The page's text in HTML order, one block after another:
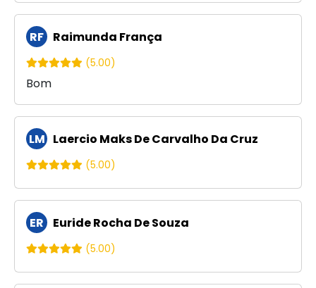
RF Raimunda França
(5.00)
Bom
LM Laercio Maks De Carvalho Da Cruz
(5.00)
ER Euride Rocha De Souza
(5.00)